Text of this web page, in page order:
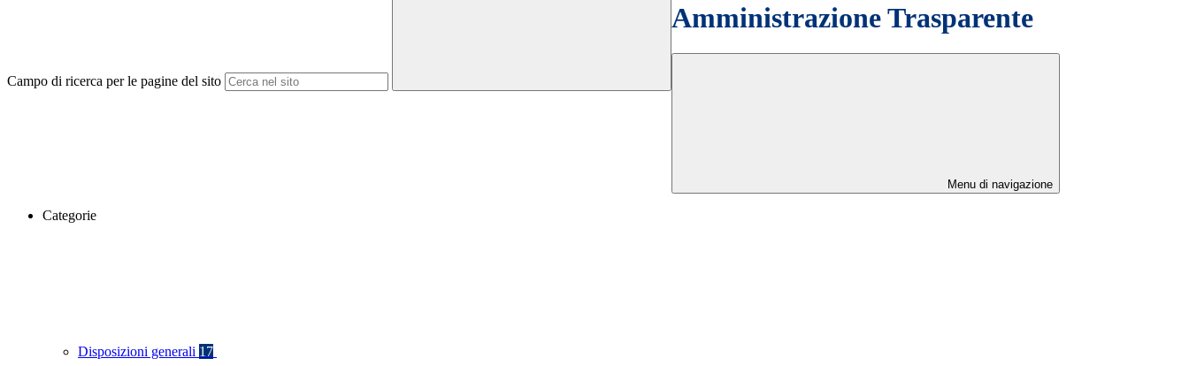
Campo di ricerca per le pagine del sito
Amministrazione Trasparente
Menu di navigazione
Categorie
Disposizioni generali 17